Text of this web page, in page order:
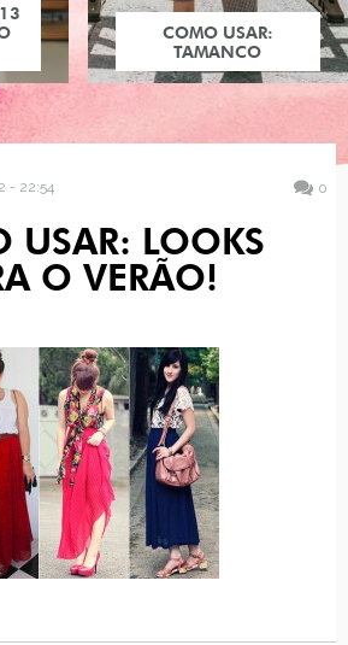
COMO USAR:
TAMANCO
- 22:54 0
USAR: LOOKS
O VERÃO!